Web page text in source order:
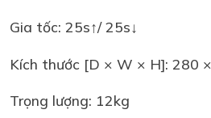
Gia tốc: 25s↑/ 25s↓
Kích thước [D × W × H]: 280
Trọng lượng: 12kg